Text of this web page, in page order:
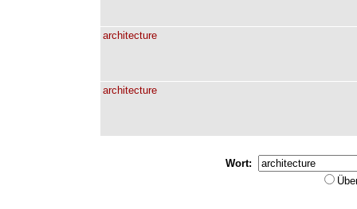
architecture
architecture
Wort: